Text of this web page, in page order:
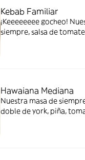
Kebab Familiar
¡Keeeeeeee gocheo!
siempre, salsa de
Hawaiana Mediana
Nuestra masa de
doble de york, piña,